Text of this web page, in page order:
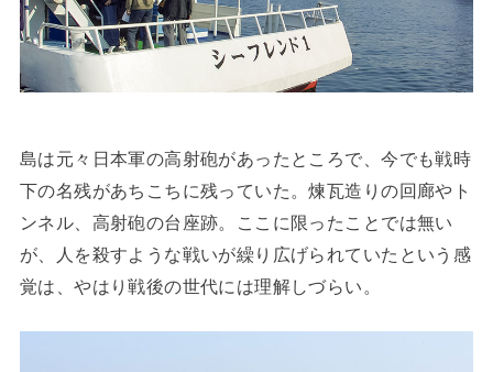
島は元々日本軍の高射砲があったところで、今でも戦時
下の名残があちこちに残っていた。煉瓦造りの回廊やト
ンネル、高射砲の台座跡。ここに限ったことでは無い
が、人を殺すような戦いが繰り広げられていたという感
覚は、やはり戦後の世代には理解しづらい。